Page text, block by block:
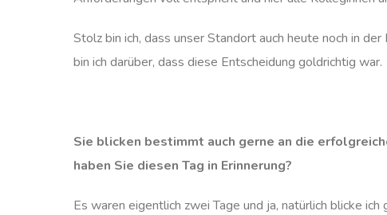
Stolz bin ich, dass unser Standort auch heute noch in
bin ich darüber, dass diese Entscheidung goldrichtig war.
Sie blicken bestimmt auch gerne an die
haben Sie diesen Tag in Erinnerung?
Es waren eigentlich zwei Tage und ja, natürlich blicke